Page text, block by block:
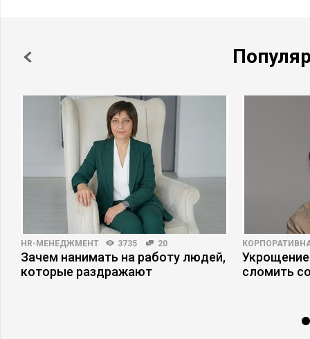
HR-МЕНЕДЖМЕНТ 3735 20
Зачем нанимать на работу людей,
которые раздражают
сломить